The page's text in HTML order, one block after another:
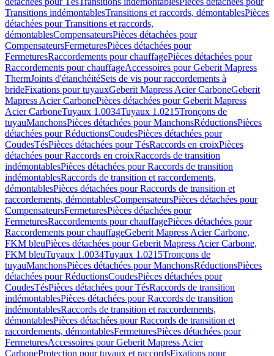
Transitions indémontablesTransitions et raccords, démontablesPièces
détachées pour Transitions et raccords,
démontablesCompensateursPièces détachées pour
CompensateursFermeturesPièces détachées pour
FermeturesRaccordements pour chauffagePièces détachées pour
Raccordements pour chauffageAccessoires pour Geberit Mapress
ThermJoints d'étanchéitéSets de vis pour raccordements à
brideFixations pour tuyauxGeberit Mapress Acier CarboneGeberit
Mapress Acier CarbonePièces détachées pour Geberit Mapress
Acier CarboneTuyaux 1.0034Tuyaux 1.0215Tronçons de
tuyauManchonsPièces détachées pour ManchonsRéductionsPièces
détachées pour RéductionsCoudesPièces détachées pour
CoudesTésPièces détachées pour TésRaccords en croixPièces
détachées pour Raccords en croixRaccords de transition
indémontablesPièces détachées pour Raccords de transition
indémontablesRaccords de transition et raccordements,
démontablesPièces détachées pour Raccords de transition et
raccordements, démontablesCompensateursPièces détachées pour
CompensateursFermeturesPièces détachées pour
FermeturesRaccordements pour chauffagePièces détachées pour
Raccordements pour chauffageGeberit Mapress Acier Carbone,
FKM bleuPièces détachées pour Geberit Mapress Acier Carbone,
FKM bleuTuyaux 1.0034Tuyaux 1.0215Tronçons de
tuyauManchonsPièces détachées pour ManchonsRéductionsPièces
détachées pour RéductionsCoudesPièces détachées pour
CoudesTésPièces détachées pour TésRaccords de transition
indémontablesPièces détachées pour Raccords de transition
indémontablesRaccords de transition et raccordements,
démontablesPièces détachées pour Raccords de transition et
raccordements, démontablesFermeturesPièces détachées pour
FermeturesAccessoires pour Geberit Mapress Acier
CarboneProtection pour tuyaux et raccordsFixations pour